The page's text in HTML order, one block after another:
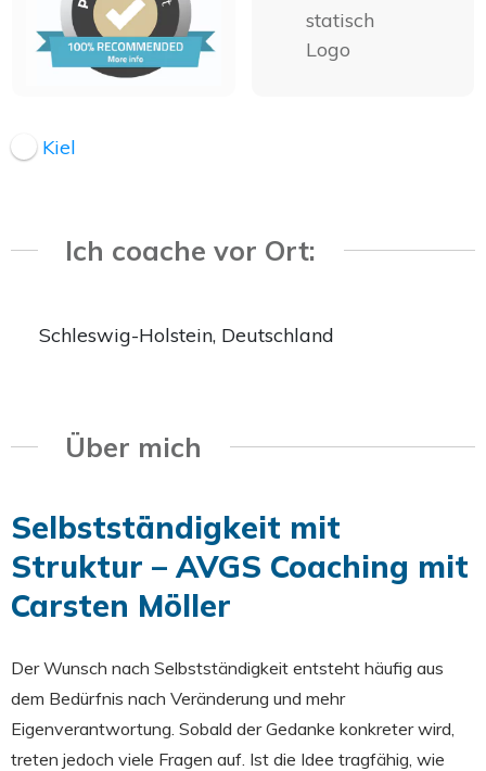
Kiel
Ich coache vor Ort:
Schleswig-Holstein, Deutschland
Über mich
Selbstständigkeit mit
Struktur – AVGS Coaching mit
Carsten Möller
Der Wunsch nach Selbstständigkeit entsteht häufig aus
dem Bedürfnis nach Veränderung und mehr
Eigenverantwortung. Sobald der Gedanke konkreter wird,
treten jedoch viele Fragen auf. Ist die Idee tragfähig, wie